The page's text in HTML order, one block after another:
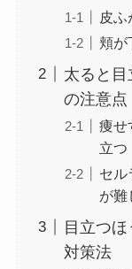
皮ふ
頬が
太ると
の注意点
痩せ
立つ
セル
が難
目立つ
対策法